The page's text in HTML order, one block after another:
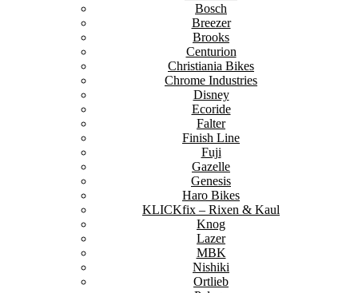
Bosch
Breezer
Brooks
Centurion
Christiania Bikes
Chrome Industries
Disney
Ecoride
Falter
Finish Line
Fuji
Gazelle
Genesis
Haro Bikes
KLICKfix – Rixen & Kaul
Knog
Lazer
MBK
Nishiki
Ortlieb